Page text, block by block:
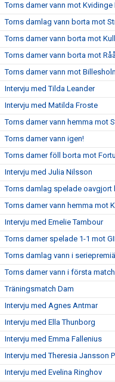
Torns damer vann mot Kvidinge
Torns damlag vann borta mot
Torns damer vann borta mot
Torns damer vann borta mot
Torns damer vann mot
Intervju med Tilda Leander
Intervju med Matilda Froste
Torns damer vann hemma mot
Torns damer vann igen!
Torns damer föll borta mot
Intervju med Julia Nilsson
Torns damlag spelade
Torns damer vann hemma mot
Intervju med Emelie Tambour
Torns damer spelade 1-1 mot
Torns damlag vann i
Torns damer vann i första
Träningsmatch Dam
Intervju med Agnes Antmar
Intervju med Ella Thunborg
Intervju med Emma Fallenius
Intervju med Theresia Jansson
Intervju med Evelina Ringhov